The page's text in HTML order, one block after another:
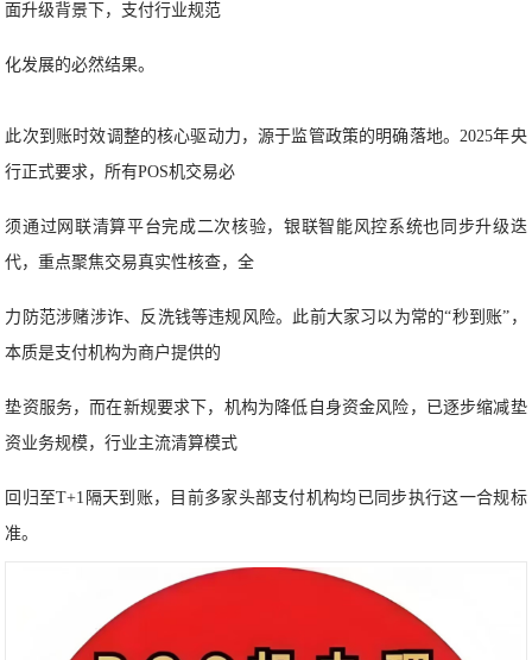
面升级背景下，支付行业规范
化发展的必然结果。
此次到账时效调整的核心驱动力，源于监管政策的明确落地。2025年央
行正式要求，所有POS机交易必
须通过网联清算平台完成二次核验，银联智能风控系统也同步升级迭
代，重点聚焦交易真实性核查，全
力防范涉赌涉诈、反洗钱等违规风险。此前大家习以为常的“秒到账”，
本质是支付机构为商户提供的
垫资服务，而在新规要求下，机构为降低自身资金风险，已逐步缩减垫
资业务规模，行业主流清算模式
回归至T+1隔天到账，目前多家头部支付机构均已同步执行这一合规标
准。